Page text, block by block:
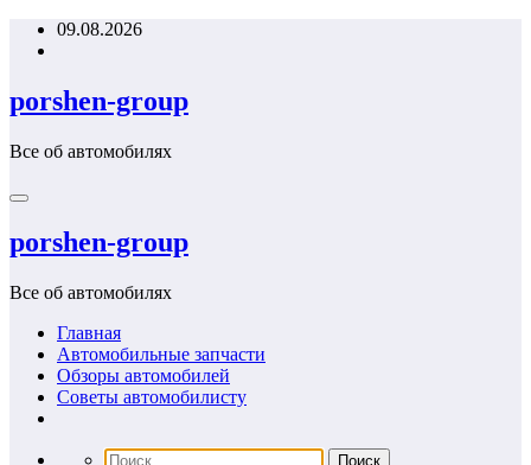
Перейти09.08.2026
porshen-group
Все об автомобилях
porshen-group
Все об автомобилях
Главная
Автомобильные запчасти
Обзоры автомобилей
Советы автомобилисту